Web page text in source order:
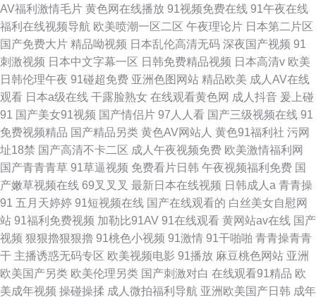
AV福利激情毛片 黄色网在线播放 91视频免费在线 91午夜在线
福利在线视频导航 欧美喷潮一区二区 午夜理论片 日本第二片区
国产免费大片 精品呦视频 日本乱伦高清无码 深夜国产视频 91
刺激视频 日本中文字幕一区 日韩免费精品视频 日本高清v 欧美
日韩伦理午夜 91碰超免费 亚洲色图网站 精品欧美 成人AV在线
观看 日本a级在线 干露脸熟女 在线观看黄色网 成人抖音 爰上碰
91 国产美女91视频 国产情侣片 97人人看 国产三级视频在线 91
免费视频精品 国产精品另类 黄色AV网站人 黄色91福利社 污网
址18禁 国产高清不卡二区 成人午夜视频免费 欧美激情福利网
国产青青青草 91草逼视频 免费看片日韩 午夜视频福利免费 国
产嫩草视频在线 69叉叉叉 最新日本在线视频 日韩成人a 青青操
91 五月天婷婷 91短视频在线 国产在线观看的 白丝美女自慰网
站 91福利免费视频 加勒比91AV 91在线观看 黄网站av在线 国产
视频 狠狠擼狠狠擼 91桃色小视频 91激情 91干啪啪 青青操青青
干 主播诱惑无码专区 欧美视频电影 91播放 麻豆桃色网站 亚洲
欧美国产另类 欧美伦理另类 国产刺激对白 在线观看91精品 欧
美成年视频 操碰操揉 成人微拍福利导航 亚洲欧美国产日韩 成年